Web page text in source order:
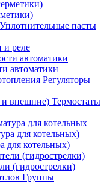
Уплотнительные пасты
и реле
автоматики
Регуляторы
Термостаты
для котельных
для котельных)
(гидрострелки)
Группы